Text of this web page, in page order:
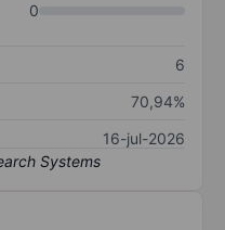
0
6
70,94%
16-jul-2026